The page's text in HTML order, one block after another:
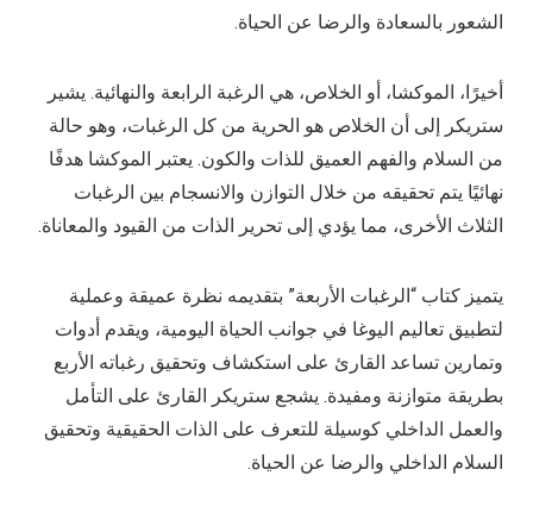
الشعور بالسعادة والرضا عن الحياة.
أخيرًا، الموكشا، أو الخلاص، هي الرغبة الرابعة والنهائية. يشير
ستريكر إلى أن الخلاص هو الحرية من كل الرغبات، وهو حالة
من السلام والفهم العميق للذات والكون. يعتبر الموكشا هدفًا
نهائيًا يتم تحقيقه من خلال التوازن والانسجام بين الرغبات
الثلاث الأخرى، مما يؤدي إلى تحرير الذات من القيود والمعاناة.
يتميز كتاب “الرغبات الأربعة” بتقديمه نظرة عميقة وعملية
لتطبيق تعاليم اليوغا في جوانب الحياة اليومية، ويقدم أدوات
وتمارين تساعد القارئ على استكشاف وتحقيق رغباته الأربع
بطريقة متوازنة ومفيدة. يشجع ستريكر القارئ على التأمل
والعمل الداخلي كوسيلة للتعرف على الذات الحقيقية وتحقيق
السلام الداخلي والرضا عن الحياة.